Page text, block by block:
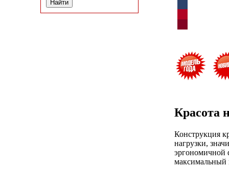
Красота
Конструкция
нагрузки,
эргономичной
максимальный